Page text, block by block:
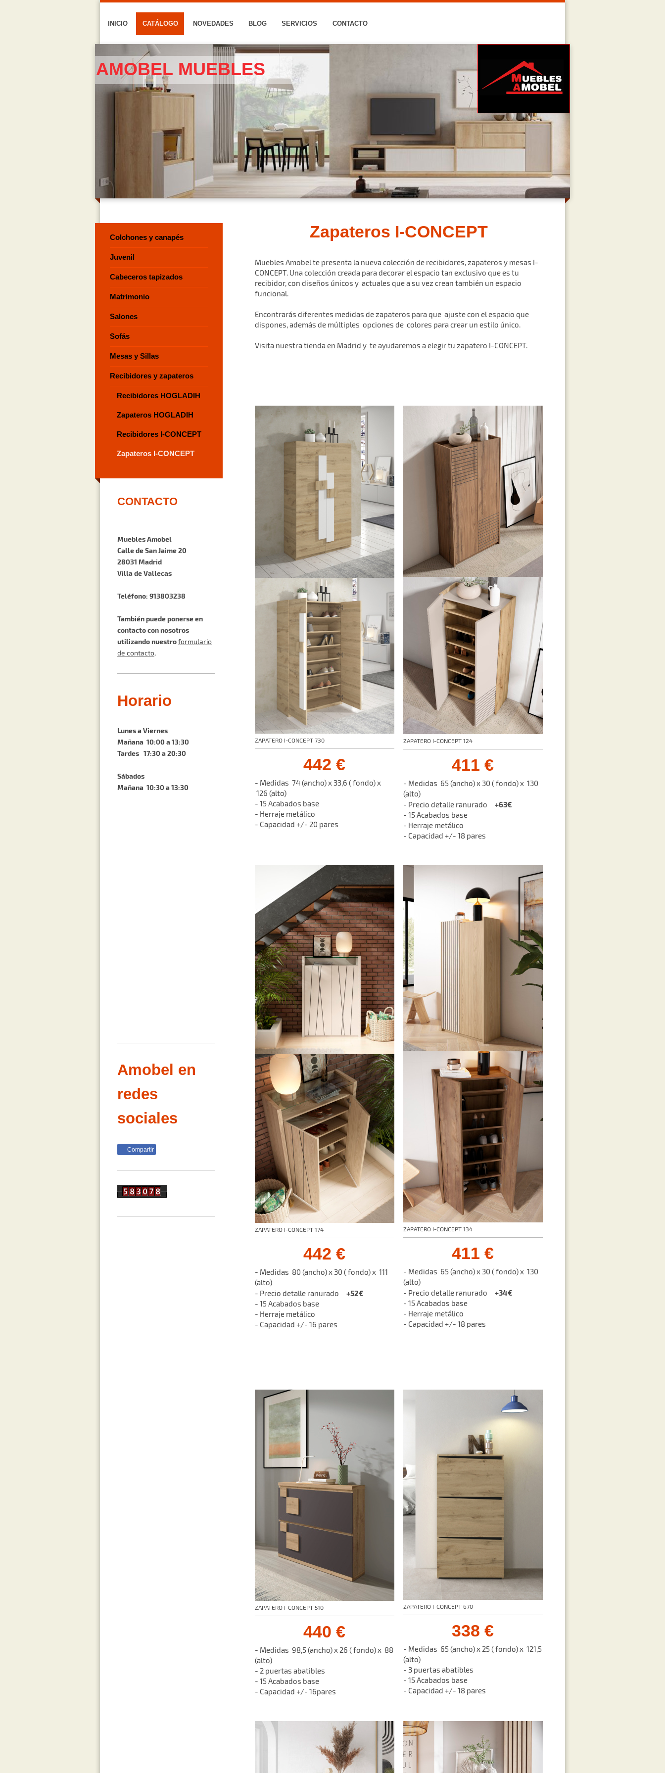
INICIO CATÁLOGO NOVEDADES BLOG SERVICIOS CONTACTO
AMOBEL MUEBLES
Zapateros I-CONCEPT
Muebles Amobel te presenta la nueva colección de recibidores, zapateros y mesas I-
CONCEPT. Una colección creada para decorar el espacio tan exclusivo que es tu
recibidor, con diseños únicos y actuales que a su vez crean también un espacio
funcional.
Encontrarás diferentes medidas de zapateros para que ajuste con el espacio que
dispones, además de múltiples opciones de colores para crear un estilo único.
Visita nuestra tienda en Madrid y te ayudaremos a elegir tu zapatero I-CONCEPT.
ZAPATERO I-CONCEPT 730
442 €
- Medidas 74 (ancho) x 33,6 ( fondo) x
126 (alto)
- 15 Acabados base
- Herraje metálico
- Capacidad +/- 20 pares
ZAPATERO I-CONCEPT 124
411 €
- Medidas 65 (ancho) x 30 ( fondo) x 130
(alto)
- Precio detalle ranurado +63€
- 15 Acabados base
- Herraje metálico
- Capacidad +/- 18 pares
ZAPATERO I-CONCEPT 174
442 €
- Medidas 80 (ancho) x 30 ( fondo) x 111
(alto)
- Precio detalle ranurado +52€
- 15 Acabados base
- Herraje metálico
- Capacidad +/- 16 pares
ZAPATERO I-CONCEPT 134
411 €
- Medidas 65 (ancho) x 30 ( fondo) x 130
(alto)
- Precio detalle ranurado +34€
- 15 Acabados base
- Herraje metálico
- Capacidad +/- 18 pares
ZAPATERO I-CONCEPT 510
440 €
- Medidas 98,5 (ancho) x 26 ( fondo) x 88
(alto)
- 2 puertas abatibles
- 15 Acabados base
- Capacidad +/- 16pares
ZAPATERO I-CONCEPT 670
338 €
- Medidas 65 (ancho) x 25 ( fondo) x 121,5
(alto)
- 3 puertas abatibles
- 15 Acabados base
- Capacidad +/- 18 pares
Colchones y canapés
Juvenil
Cabeceros tapizados
Matrimonio
Salones
Sofás
Mesas y Sillas
Recibidores y zapateros
Recibidores HOGLADIH
Zapateros HOGLADIH
Recibidores I-CONCEPT
Zapateros I-CONCEPT
CONTACTO
Muebles Amobel
Calle de San Jaime 20
28031 Madrid
Villa de Vallecas
Teléfono: 913803238
También puede ponerse en
contacto con nosotros
utilizando nuestroformulario
de contacto.
Horario
Lunes a Viernes
Mañana 10:00 a 13:30
Tardes 17:30 a 20:30
Sábados
Mañana 10:30 a 13:30
Amobel en
redes
sociales
Compartir